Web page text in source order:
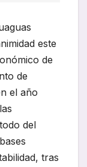
este
de
de
el año
del
tras